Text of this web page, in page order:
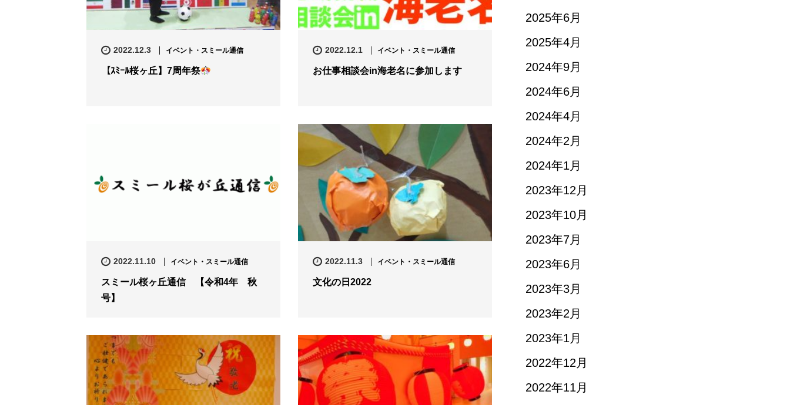
2022.12.3 イベント・スミール通信
【ｽﾐｰﾙ桜ヶ丘】7周年祭
2022.12.1 イベント・スミール通信
お仕事相談会in海老名に参加します
2022.11.10 イベント・スミール通信
スミール桜ヶ丘通信 【令和4年 秋
号】
2022.11.3 イベント・スミール通信
文化の日2022
2025年6月
2025年4月
2024年9月
2024年6月
2024年4月
2024年2月
2024年1月
2023年12月
2023年10月
2023年7月
2023年6月
2023年3月
2023年2月
2023年1月
2022年12月
2022年11月